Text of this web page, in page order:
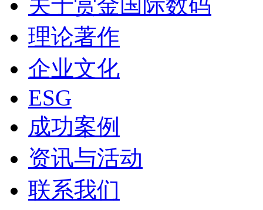
理论著作
企业文化
ESG
成功案例
资讯与活动
联系我们